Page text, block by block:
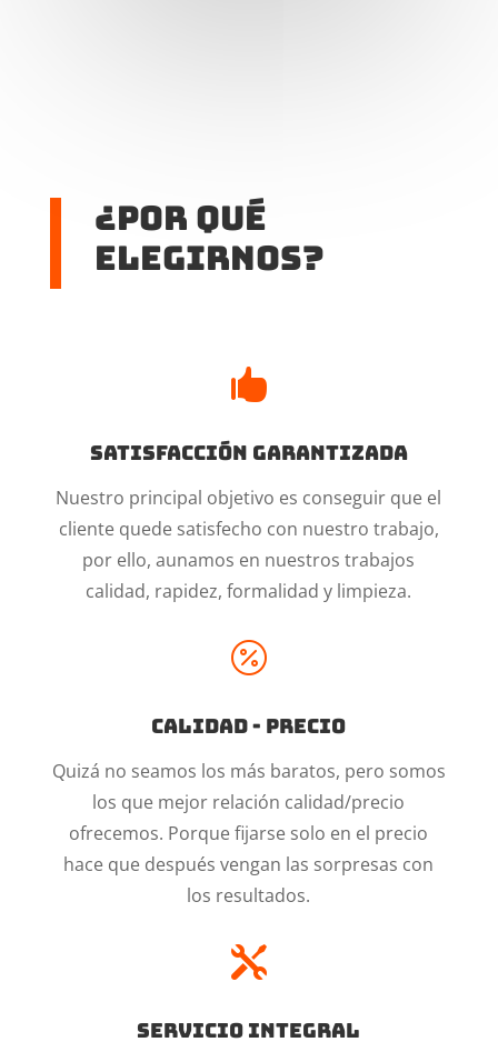
¿Por qué
elegirnos?

Satisfacción garantizada
Nuestro principal objetivo es conseguir que el
cliente quede satisfecho con nuestro trabajo,
por ello, aunamos en nuestros trabajos
calidad, rapidez, formalidad y limpieza.

Calidad - Precio
Quizá no seamos los más baratos, pero somos
los que mejor relación calidad/precio
ofrecemos. Porque fijarse solo en el precio
hace que después vengan las sorpresas con
los resultados.

Servicio integral